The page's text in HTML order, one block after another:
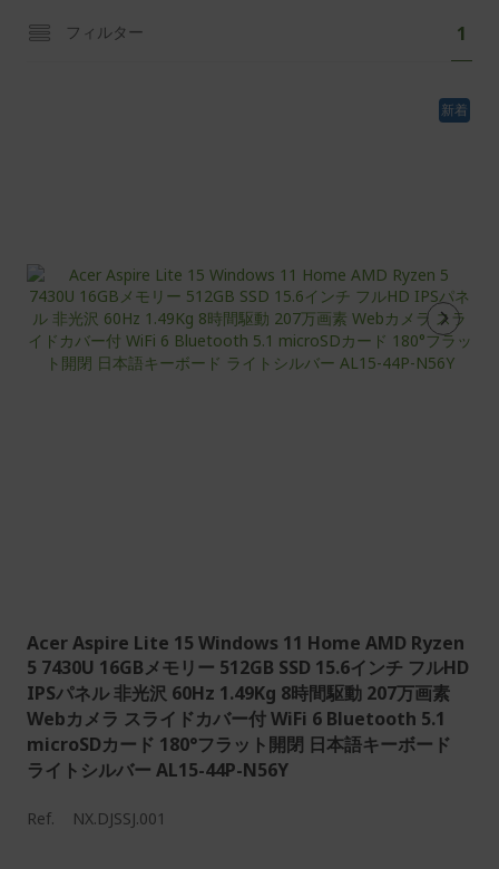
フィルター
ジ
あ
な
は
読
ん
で
1
新着
Acer Aspire Lite 15 Windows 11 Home AMD Ryzen
5 7430U 16GBメモリー 512GB SSD 15.6インチ フルHD
IPSパネル 非光沢 60Hz 1.49Kg 8時間駆動 207万画素
Webカメラ スライドカバー付 WiFi 6 Bluetooth 5.1
microSDカード 180°フラット開閉 日本語キーボード
ライトシルバー AL15-44P-N56Y
Ref. NX.DJSSJ.001